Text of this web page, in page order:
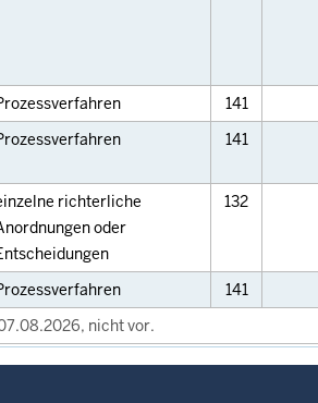
141
141
richterliche
oder
132
141
nicht vor.